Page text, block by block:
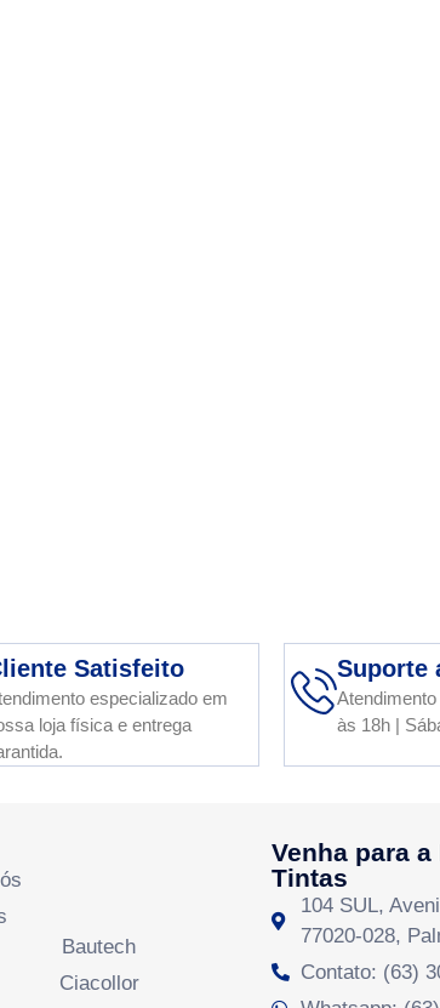
Satisfeito
especializado em
loja física e entrega
Suporte
às 18h |
Bautech
Ciacollor
Venha para
Tintas
104 SUL,
77020-028,
Contato: (63)